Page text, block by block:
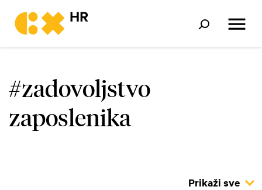
#zadovoljstvo
zaposlenika
Prikaži sve